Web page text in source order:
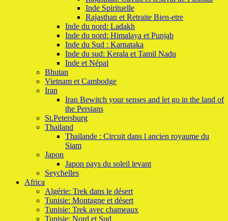
Inde Spirituelle
Rajasthan et Retraite Bien-etre
Inde du nord: Ladakh
Inde du nord: Himalaya et Punjab
Inde du Sud : Karnataka
Inde du sud: Kerala et Tamil Nadu
Inde et Népal
Bhutan
Vietnam et Cambodge
Iran
Iran Bewitch your senses and let go in the land of
the Persians
St.Petersburg
Thailand
Thailande : Circuit dans l ancien royaume du
Siam
Japon
Japon pays du soleil levant
Seychelles
Africa
Algérie: Trek dans le désert
Tunisie: Montagne et désert
Tunisie: Trek avec chameaux
Tunisie: Nord et Sud